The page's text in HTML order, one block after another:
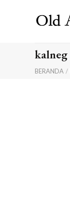
kalneg
BERANDA /